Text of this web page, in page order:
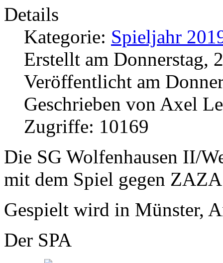
Details
Kategorie: Spieljahr
Erstellt am Donnerstag,
Veröffentlicht am
Geschrieben von Axel
Zugriffe: 10169
Die SG Wolfenhausen II/
mit dem Spiel gegen
Gespielt wird in Münster,
Der SPA